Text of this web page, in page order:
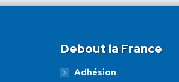
Debout la France
Adhésion